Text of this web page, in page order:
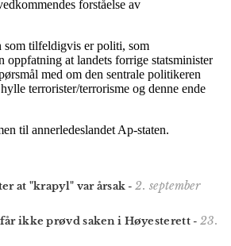
at "krapyl" var årsak -2. september
ikke prøvd saken i Høyesterett- 23.